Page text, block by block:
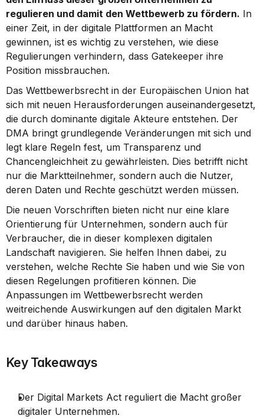
regulieren und damit den Wettbewerb zu fördern. In
einer Zeit, in der digitale Plattformen an Macht
gewinnen, ist es wichtig zu verstehen, wie diese
Regulierungen verhindern, dass Gatekeeper ihre
Position missbrauchen.
Das Wettbewerbsrecht in der Europäischen Union hat
sich mit neuen Herausforderungen auseinandergesetzt,
die durch dominante digitale Akteure entstehen. Der
DMA bringt grundlegende Veränderungen mit sich und
legt klare Regeln fest, um Transparenz und
Chancengleichheit zu gewährleisten. Dies betrifft nicht
nur die Marktteilnehmer, sondern auch die Nutzer,
deren Daten und Rechte geschützt werden müssen.
Die neuen Vorschriften bieten nicht nur eine klare
Orientierung für Unternehmen, sondern auch für
Verbraucher, die in dieser komplexen digitalen
Landschaft navigieren. Sie helfen Ihnen dabei, zu
verstehen, welche Rechte Sie haben und wie Sie von
diesen Regelungen profitieren können. Die
Anpassungen im Wettbewerbsrecht werden
weitreichende Auswirkungen auf den digitalen Markt
und darüber hinaus haben.
Key Takeaways
Der Digital Markets Act reguliert die Macht großer
digitaler Unternehmen.